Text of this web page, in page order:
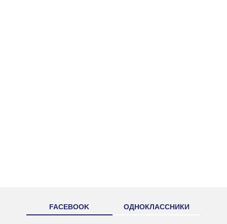
FACEBOOK ОДНОКЛАССНИКИ